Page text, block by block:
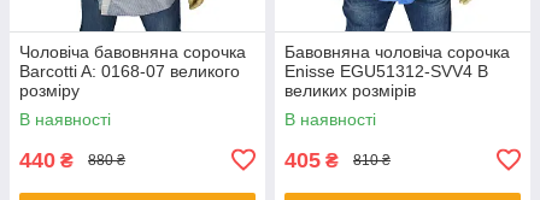
Чоловіча бавовняна сорочка
Barcotti A: 0168-07 великого
розміру
В наявності
440 ₴ 880 ₴
Бавовняна чоловіча сорочка
Еnisse EGU51312-SVV4 B
великих розмірів
В наявності
405 ₴ 810 ₴